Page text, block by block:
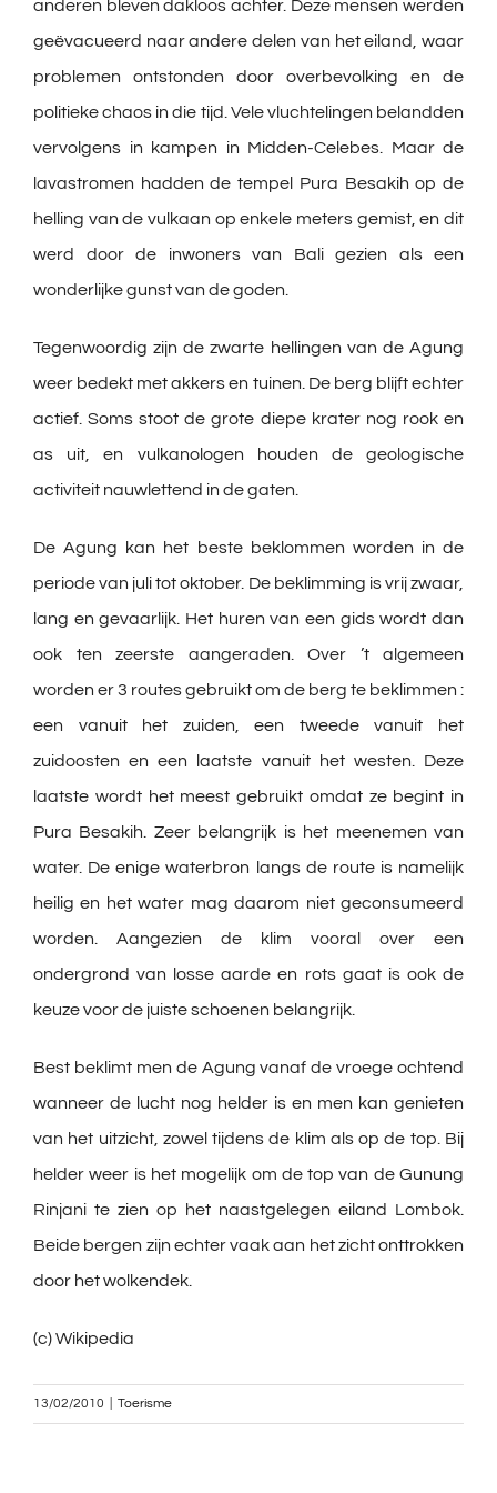
anderen bleven dakloos achter. Deze mensen werden
geëvacueerd naar andere delen van het eiland, waar
problemen ontstonden door overbevolking en de
politieke chaos in die tijd. Vele vluchtelingen belandden
vervolgens in kampen in Midden-Celebes. Maar de
lavastromen hadden de tempel Pura Besakih op de
helling van de vulkaan op enkele meters gemist, en dit
werd door de inwoners van Bali gezien als een
wonderlijke gunst van de goden.
Tegenwoordig zijn de zwarte hellingen van de Agung
weer bedekt met akkers en tuinen. De berg blijft echter
actief. Soms stoot de grote diepe krater nog rook en
as uit, en vulkanologen houden de geologische
activiteit nauwlettend in de gaten.
De Agung kan het beste beklommen worden in de
periode van juli tot oktober. De beklimming is vrij zwaar,
lang en gevaarlijk. Het huren van een gids wordt dan
ook ten zeerste aangeraden. Over ’t algemeen
worden er 3 routes gebruikt om de berg te beklimmen :
een vanuit het zuiden, een tweede vanuit het
zuidoosten en een laatste vanuit het westen. Deze
laatste wordt het meest gebruikt omdat ze begint in
Pura Besakih. Zeer belangrijk is het meenemen van
water. De enige waterbron langs de route is namelijk
heilig en het water mag daarom niet geconsumeerd
worden. Aangezien de klim vooral over een
ondergrond van losse aarde en rots gaat is ook de
keuze voor de juiste schoenen belangrijk.
Best beklimt men de Agung vanaf de vroege ochtend
wanneer de lucht nog helder is en men kan genieten
van het uitzicht, zowel tijdens de klim als op de top. Bij
helder weer is het mogelijk om de top van de Gunung
Rinjani te zien op het naastgelegen eiland Lombok.
Beide bergen zijn echter vaak aan het zicht onttrokken
door het wolkendek.
(c) Wikipedia
13/02/2010 Toerisme